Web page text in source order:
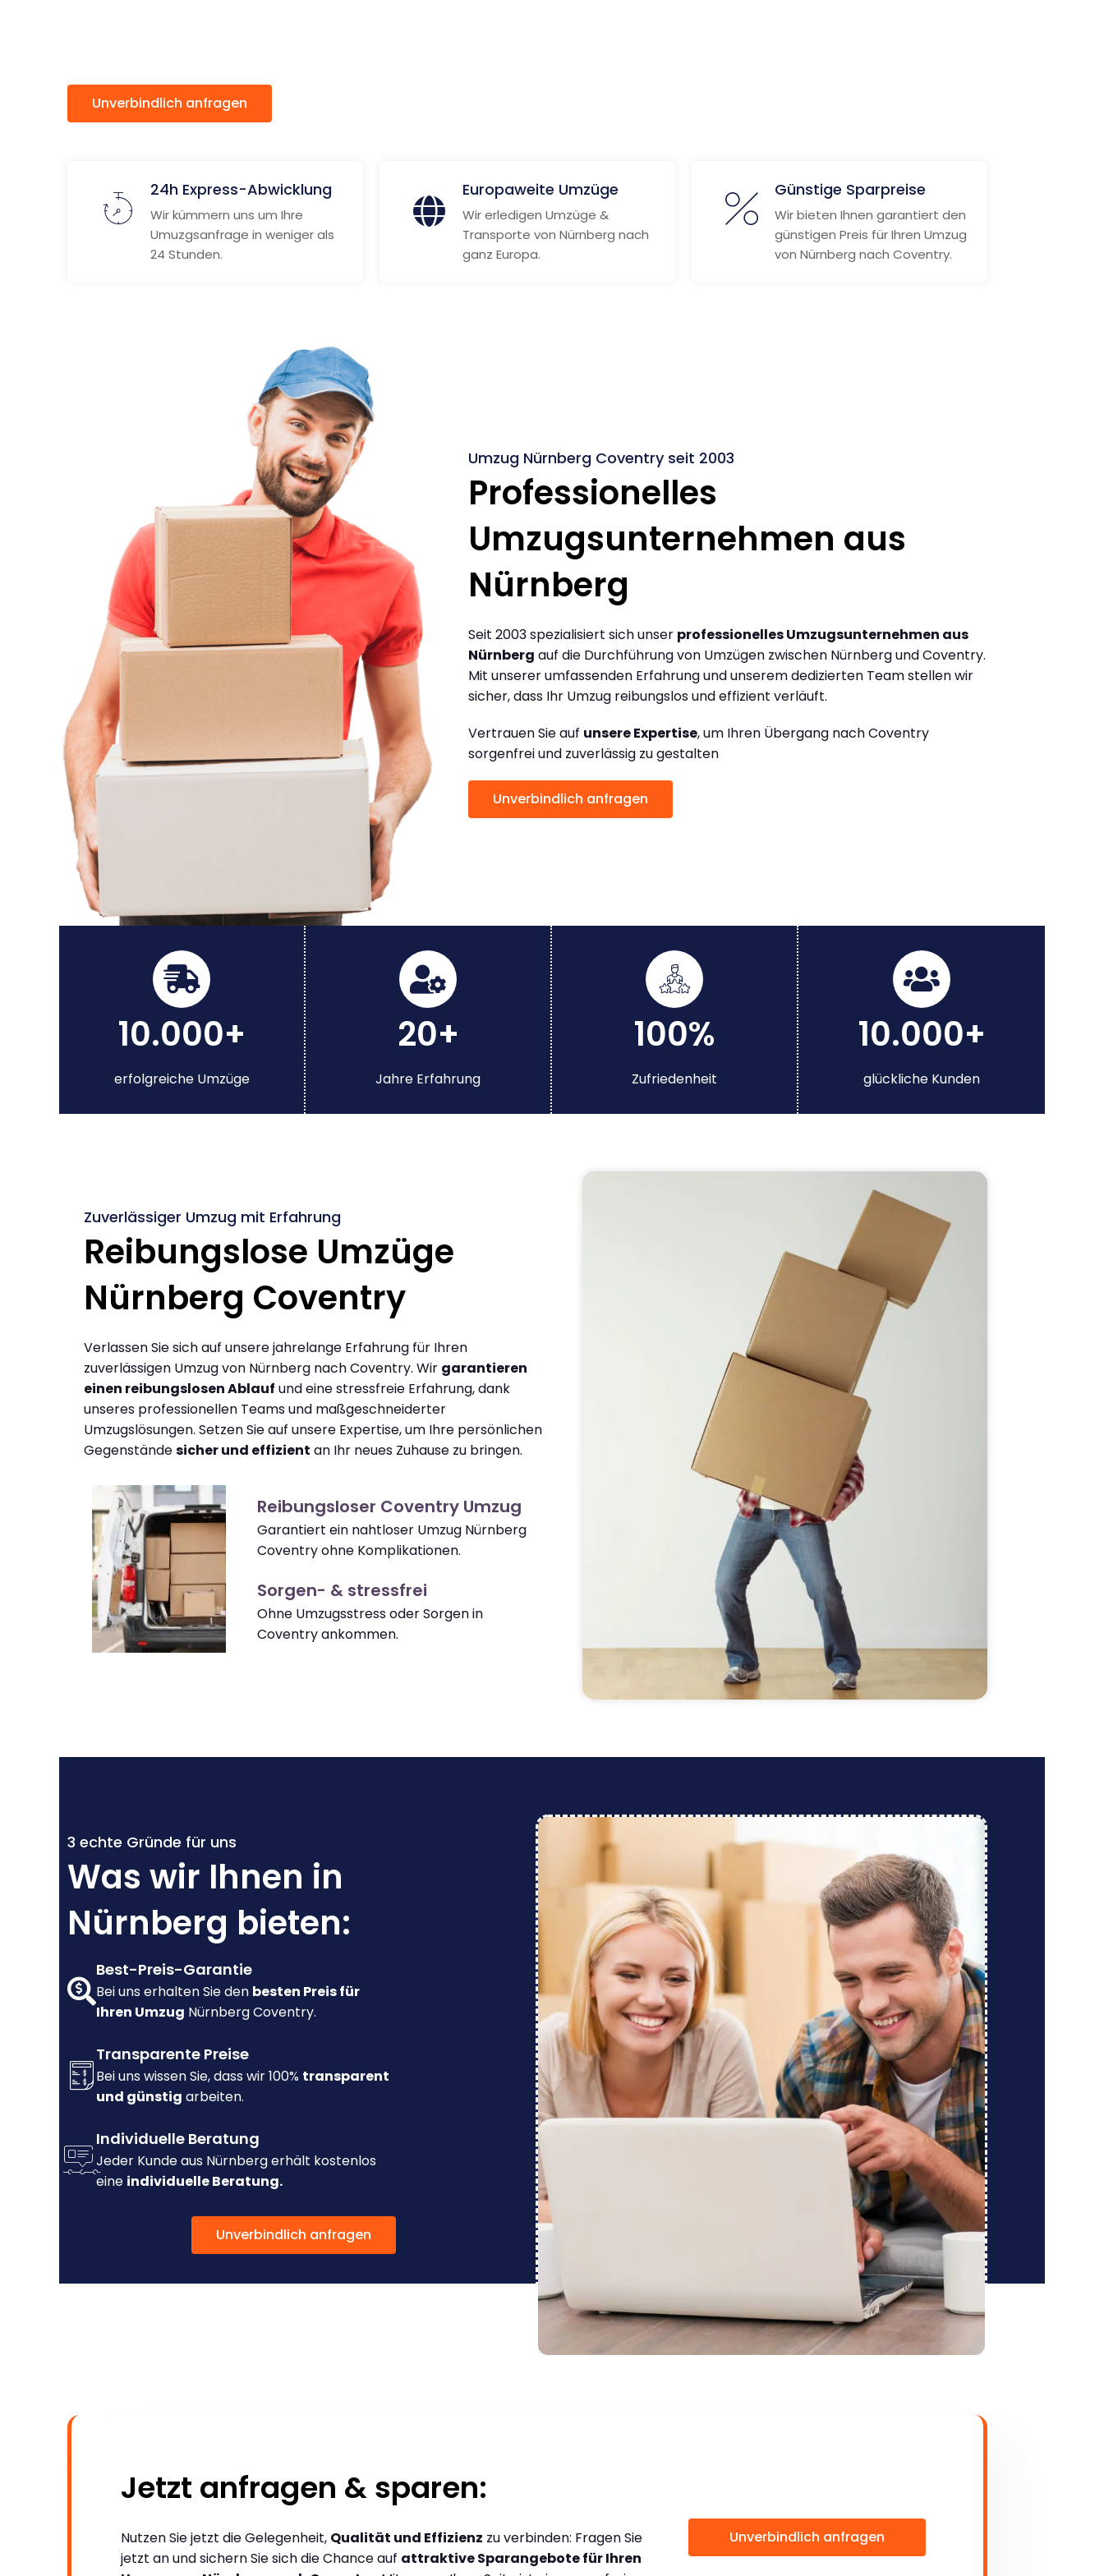
Unverbindlich anfragen
24h Express-Abwicklung
Wir kümmern uns um Ihre
Umuzgsanfrage in weniger als
24 Stunden.
Europaweite Umzüge
Wir erledigen Umzüge &
Transporte von Nürnberg nach
ganz Europa.
Günstige Sparpreise
Wir bieten Ihnen garantiert den
günstigen Preis für Ihren Umzug
von Nürnberg nach Coventry.
Umzug Nürnberg Coventry seit 2003
Professionelles
Umzugsunternehmen aus
Nürnberg
Seit 2003 spezialisiert sich unser professionelles Umzugsunternehmen aus
Nürnberg auf die Durchführung von Umzügen zwischen Nürnberg und Coventry.
Mit unserer umfassenden Erfahrung und unserem dedizierten Team stellen wir
sicher, dass Ihr Umzug reibungslos und effizient verläuft.
Vertrauen Sie auf unsere Expertise, um Ihren Übergang nach Coventry
sorgenfrei und zuverlässig zu gestalten
Unverbindlich anfragen
10.000+
erfolgreiche Umzüge
20+
Jahre Erfahrung
100%
Zufriedenheit
10.000+
glückliche Kunden
Zuverlässiger Umzug mit Erfahrung
Reibungslose Umzüge
Nürnberg Coventry
Verlassen Sie sich auf unsere jahrelange Erfahrung für Ihren
zuverlässigen Umzug von Nürnberg nach Coventry. Wir garantieren
einen reibungslosen Ablauf und eine stressfreie Erfahrung, dank
unseres professionellen Teams und maßgeschneiderter
Umzugslösungen. Setzen Sie auf unsere Expertise, um Ihre persönlichen
Gegenständesicher und effizient an Ihr neues Zuhause zu bringen.
Reibungsloser Coventry Umzug
Garantiert ein nahtloser Umzug Nürnberg
Coventry ohne Komplikationen.
Sorgen- & stressfrei
Ohne Umzugsstress oder Sorgen in
Coventry ankommen.
3 echte Gründe für uns
Was wir Ihnen in
Nürnberg bieten:
Best-Preis-Garantie
Bei uns erhalten Sie den besten Preis für
Ihren Umzug Nürnberg Coventry.
Transparente Preise
Bei uns wissen Sie, dass wir 100% transparent
und günstig arbeiten.
Individuelle Beratung
Jeder Kunde aus Nürnberg erhält kostenlos
eine individuelle Beratung.
Unverbindlich anfragen
Jetzt anfragen & sparen:
Nutzen Sie jetzt die Gelegenheit, Qualität und Effizienz zu verbinden: Fragen Sie
jetzt an und sichern Sie sich die Chance auf attraktive Sparangebote für Ihren
Unverbindlich anfragen